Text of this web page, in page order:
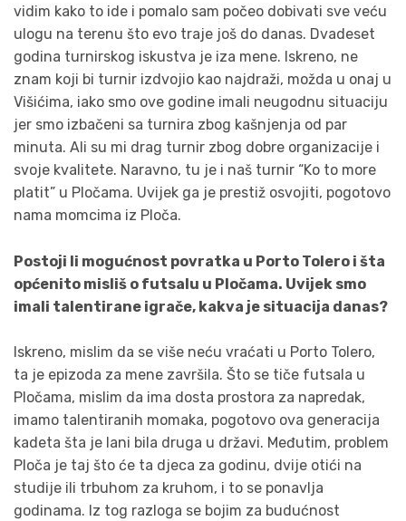
vidim kako to ide i pomalo sam počeo dobivati sve veću
ulogu na terenu što evo traje još do danas. Dvadeset
godina turnirskog iskustva je iza mene. Iskreno, ne
znam koji bi turnir izdvojio kao najdraži, možda u onaj u
Višićima, iako smo ove godine imali neugodnu situaciju
jer smo izbačeni sa turnira zbog kašnjenja od par
minuta. Ali su mi drag turnir zbog dobre organizacije i
svoje kvalitete. Naravno, tu je i naš turnir “Ko to more
platit” u Pločama. Uvijek ga je prestiž osvojiti, pogotovo
nama momcima iz Ploča.
Postoji li mogućnost povratka u Porto Tolero i šta
općenito misliš o futsalu u Pločama. Uvijek smo
imali talentirane igrače, kakva je situacija danas?
Iskreno, mislim da se više neću vraćati u Porto Tolero,
ta je epizoda za mene završila. Što se tiče futsala u
Pločama, mislim da ima dosta prostora za napredak,
imamo talentiranih momaka, pogotovo ova generacija
kadeta šta je lani bila druga u državi. Međutim, problem
Ploča je taj što će ta djeca za godinu, dvije otići na
studije ili trbuhom za kruhom, i to se ponavlja
godinama. Iz tog razloga se bojim za budućnost